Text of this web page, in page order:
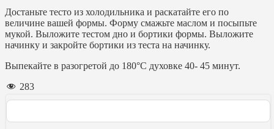
Достаньте тесто из холодильника и раскатайте его по
величине вашей формы. Форму смажьте маслом и посыпьте
мукой. Выложите тестом дно и бортики формы. Выложите
начинку и закройте бортики из теста на начинку.
Выпекайте в разогретой до 180°С духовке 40- 45 минут.
283